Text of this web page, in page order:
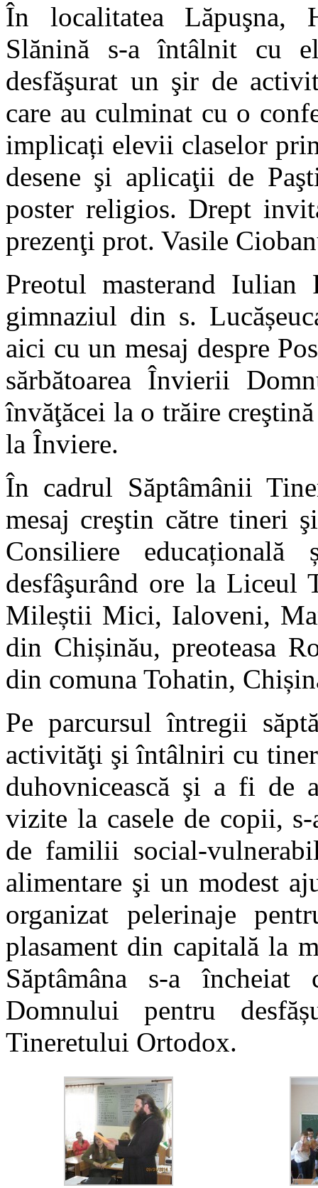
În localitatea Lăpuşna,
Slănină s-a întâlnit cu
desfăşurat un şir de
care au culminat cu o
implicați elevii claselor
desene şi aplicaţii de
poster religios. Drept
prezenţi prot. Vasile
Preotul masterand
gimnaziul din s.
aici cu un mesaj despre
sărbătoarea Învierii
învăţăcei la o trăire
la Înviere.
În cadrul Săptâmânii
mesaj creştin către tineri
Consiliere
desfâşurând ore la Liceul
Mileștii Mici, Ialoveni,
din Chișinău, preoteasa
din comuna Tohatin,
Pe parcursul întregii
activităţi şi întâlniri cu
duhovnicească şi a fi de
vizite la casele de copii,
de familii social-
alimentare şi un modest
organizat pelerinaje
plasament din capitală la
Săptâmâna s-a
Domnului pentru
Tineretului Ortodox.